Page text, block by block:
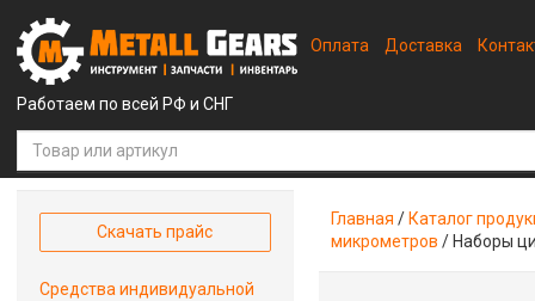
Работаем по всей РФ и СНГ
Оплата Доставка
Главная / Каталог
микрометров / Наборы
Скачать прайс
Средства индивидуальной